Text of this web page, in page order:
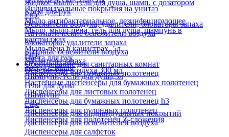
Индивидуальные покрытия на унитаз
Жидкое мыло, гель для душа, шамп. с дозатором
Крем для рук
Мыло антибактериальное, дезинфицирующее
Мыло, мыло-пена, гель для душа, шампунь в
картриджах
Мыло-пена в канистрах, 5л
Паста для рук
Твердое мыло
Шампуни, гели для душа,5л
Гели для душа
Шампуни
Еще
Освежители воздуха, удалители, блокаторы запаха
Автоматические освежители воздуха
Блокаторы, удалители запаха
Бытовые освежители воздуха
Удалители запаха
Освежители воздуха 300 мл
Еще
Оборудование для санитарных комнат
Диспенсеры для бумажных полотенец
Настенные диспенсеры для бумажных полотенец
Диспенсеры для листовых полотенец
Диспенсеры для бумажных полотенец h3
Диспенсеры для рулонных полотенец
Диспенсеры для полотенец Z-сложения
Еще
Диспенсеры для индивидуальных покрытий
Диспенсеры для освежителей воздуха
Диспенсеры для салфеток